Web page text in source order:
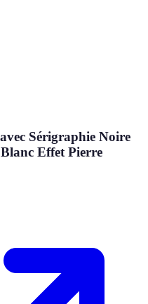
Sérigraphie Noire
Effet Pierre